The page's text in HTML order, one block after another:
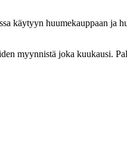
käytyyn huumekauppaan ja
myynnistä joka kuukausi.